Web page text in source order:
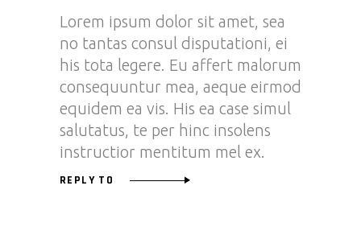
Lorem ipsum dolor sit amet, sea
no tantas consul disputationi, ei
his tota legere. Eu affert malorum
consequuntur mea, aeque eirmod
equidem ea vis. His ea case simul
salutatus, te per hinc insolens
instructior mentitum mel ex.
REPLY TO